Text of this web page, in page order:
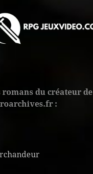
romans du créateur de
: